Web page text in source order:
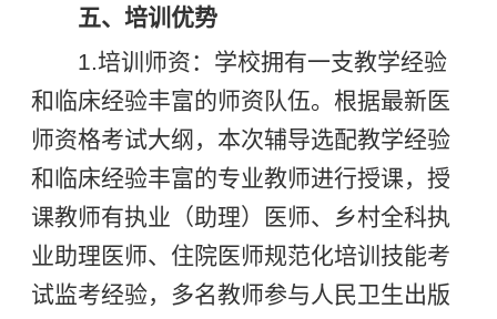
五、培训优势
1.培训师资：学校拥有一支教学经验
和临床经验丰富的师资队伍。根据最新医
师资格考试大纲，本次辅导选配教学经验
和临床经验丰富的专业教师进行授课，授
课教师有执业（助理）医师、乡村全科执
业助理医师、住院医师规范化培训技能考
试监考经验，多名教师参与人民卫生出版